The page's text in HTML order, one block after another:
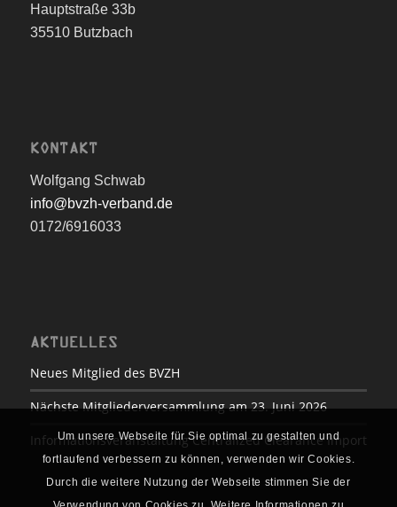
Hauptstraße 33b
35510 Butzbach
KONTAKT
Wolfgang Schwab
info@bvzh-verband.de
0172/6916033
AKTUELLES
Neues Mitglied des BVZH
Nächste Mitgliederversammlung am 23. Juni 2026
Informationsveranstaltung Centralized Clearance Import
Um unsere Webseite für Sie optimal zu gestalten und
fortlaufend verbessern zu können, verwenden wir Cookies.
Durch die weitere Nutzung der Webseite stimmen Sie der